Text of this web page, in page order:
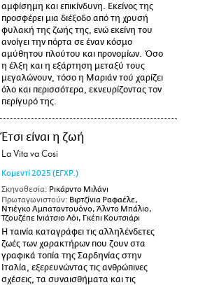
αμφίσημη και επικίνδυνη. Εκείνος της
προσφέρει μια διέξοδο από τη χρυσή
φυλακή της ζωής της, ενώ εκείνη του
ανοίγει την πόρτα σε έναν κόσμο
αμύθητου πλούτου και προνομίων. Όσο
η έλξη και η εξάρτηση μεταξύ τους
μεγαλώνουν, τόσο η Μαριάν τού χαρίζει
όλο και περισσότερα, εκνευρίζοντας τον
περίγυρό της.
Έτσι είναι η ζωή
La Vita va Cosi
Κομεντί 2025 (ΕΓΧΡ.)
Σκηνοθεσία: Ρικάρντο Μιλάνι
Πρωταγωνιστούν: Βιρτζίνια Ραφαέλε,
Ντιέγκο Αμπαταντουόνο, Άλντο Μπάλιο,
Τζουζέπε Ινιάτσιο Λόι, Γκέπι Κουτσιάρι
Η ταινία καταγράφει τις αλληλένδετες
ζωές των χαρακτήρων που ζουν στα
γραφικά τοπία της Σαρδηνίας στην
Ιταλία, εξερευνώντας τις ανθρώπινες
σχέσεις, τα συναισθήματα και τις